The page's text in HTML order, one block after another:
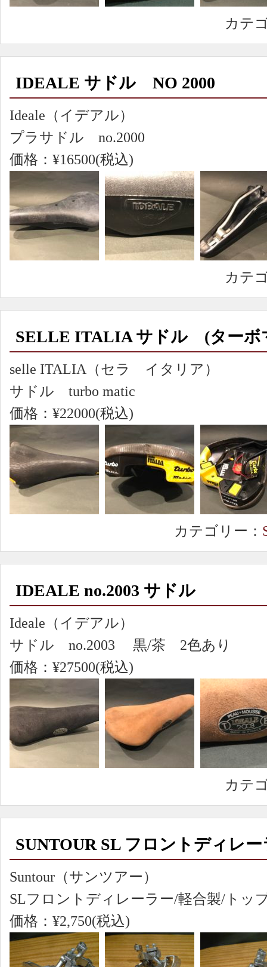
カテ
IDEALE サドル NO 2000
Ideale（イデアル）
プラサドル no.2000
価格：¥16500(税込)
カテ
SELLE ITALIA サドル (ターボ
selle ITALIA（セラ イタリア）
サドル turbo matic
価格：¥22000(税込)
カテゴリー：
IDEALE no.2003 サドル
Ideale（イデアル）
サドル no.2003 黒/茶 2色あり
価格：¥27500(税込)
カテ
SUNTOUR SL フロントディレー
Suntour（サンツアー）
SLフロントディレーラー/軽合製/トッ
価格：¥2,750(税込)